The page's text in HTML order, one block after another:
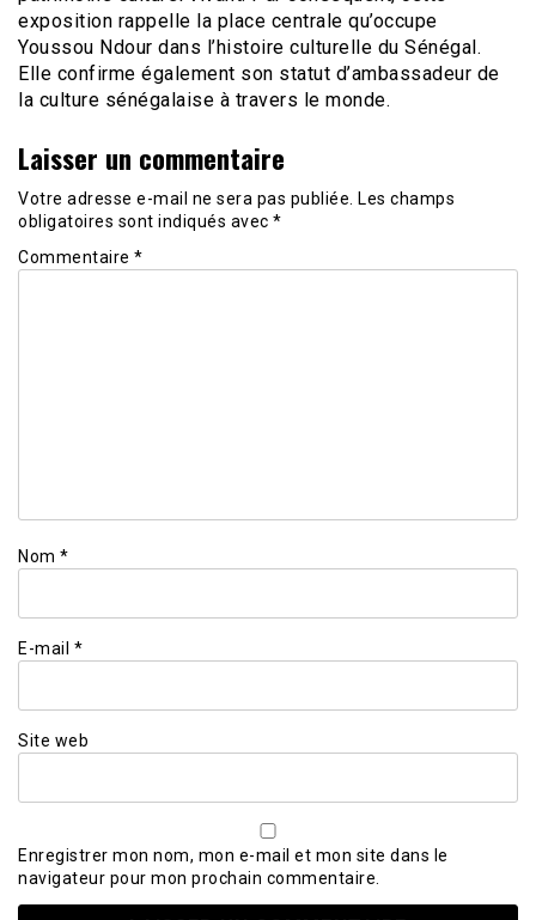
exposition rappelle la place centrale qu’occupe
Youssou Ndour dans l’histoire culturelle du Sénégal.
Elle confirme également son statut d’ambassadeur de
la culture sénégalaise à travers le monde.
Laisser un commentaire
Votre adresse e-mail ne sera pas publiée. Les champs
obligatoires sont indiqués avec *
Commentaire *
Nom *
E-mail *
Site web
Enregistrer mon nom, mon e-mail et mon site dans le
navigateur pour mon prochain commentaire.